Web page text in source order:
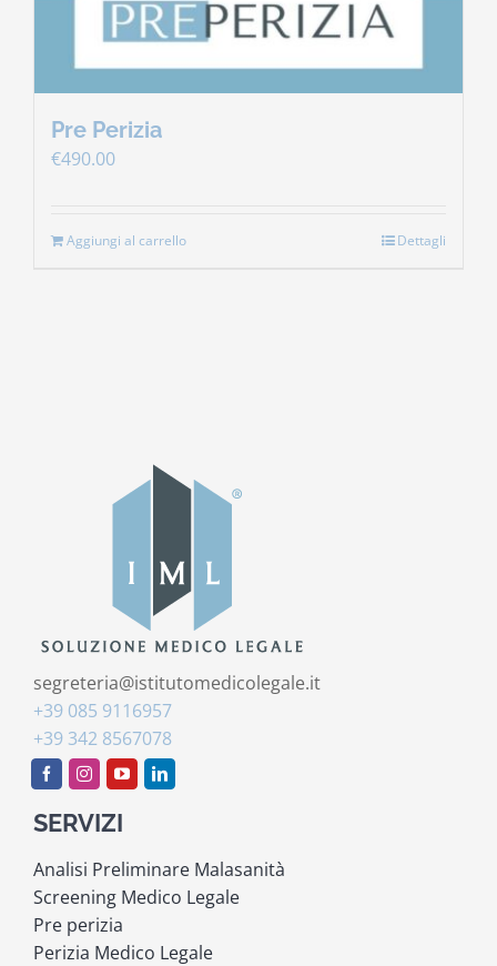
Pre Perizia
€490.00
Aggiungi al carrello Dettagli
segreteria@istitutomedicolegale.it
+39 085 9116957
+39 342 8567078
SERVIZI
Analisi Preliminare Malasanità
Screening Medico Legale
Pre perizia
Perizia Medico Legale